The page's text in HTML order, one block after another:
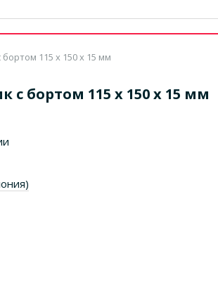
115 х 150 х 15 мм
бортом 115 х 150 х 15 мм